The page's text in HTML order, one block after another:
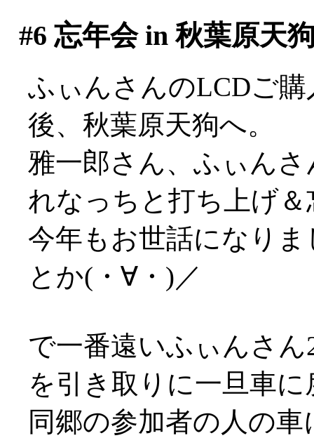
#6 忘年会 in 秋葉原天
ふぃんさんのLCDご
後、秋葉原天狗へ。
雅一郎さん、ふぃん
れなっちと打ち上げ
今年もお世話になり
とか(・∀・)／
で一番遠いふぃんさ
を引き取りに一旦車に
同郷の参加者の人の